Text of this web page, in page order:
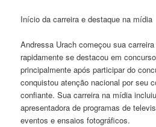
Início da carreira e destaque na mídia
Andressa Urach começou sua
rapidamente se destacou em
principalmente após participar do
conquistou atenção nacional por seu
confiante. Sua carreira na mídia
apresentadora de programas de
eventos e ensaios fotográficos.